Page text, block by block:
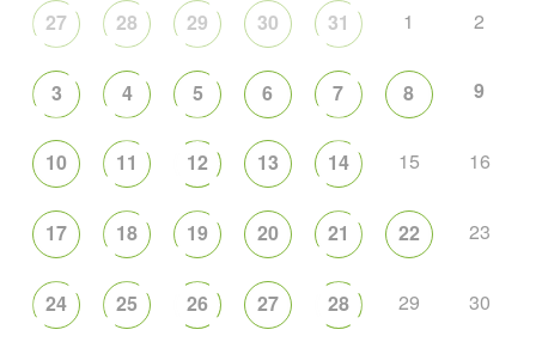
27 28 29 30 31 1 2
3 4 5 6 7 8 9
10 11 12 13 14 15 16
17 18 19 20 21 22 23
24 25 26 27 28 29 30